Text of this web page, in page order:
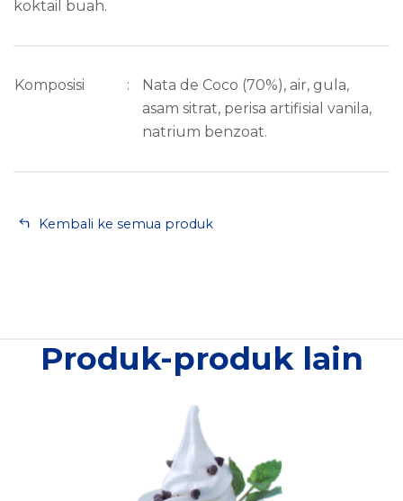
koktail buah.
Komposisi :
Nata de Coco (70%), air, gula,
asam sitrat, perisa artifisial vanila,
natrium benzoat.
Kembali ke semua produk
Produk-produk lain